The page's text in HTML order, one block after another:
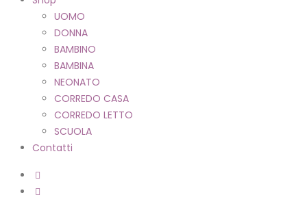
UOMO
DONNA
BAMBINO
BAMBINA
NEONATO
CORREDO CASA
CORREDO LETTO
SCUOLA
Contatti